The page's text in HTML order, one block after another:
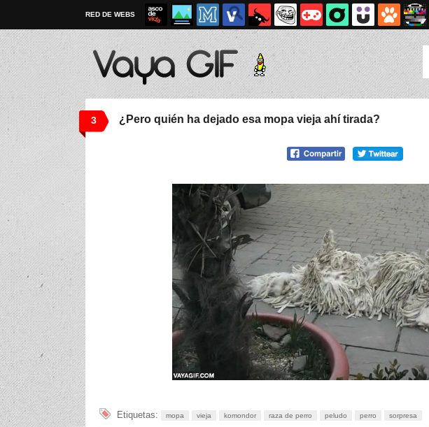
RED DE WEBS
3 ¿Pero quién ha dejado esa mopa vieja ahí tirada?
Etiquetas: mopa vieja komondor raza de perro peludo perro sorpresa